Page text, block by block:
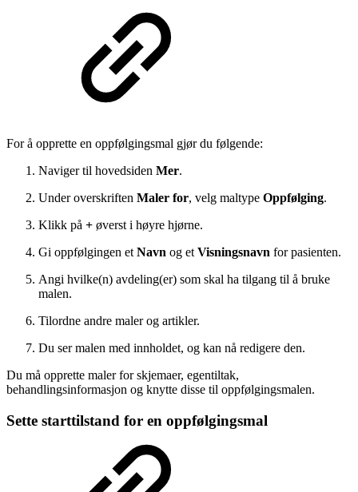
For å opprette en oppfølgingsmal gjør du følgende:
Naviger til hovedsiden Mer.
Under overskriften Maler for, velg maltype Oppfølging.
Klikk på + øverst i høyre hjørne.
Gi oppfølgingen et Navn og et Visningsnavn for pasienten.
Angi hvilke(n) avdeling(er) som skal ha tilgang til å bruke
malen.
Tilordne andre maler og artikler.
Du ser malen med innholdet, og kan nå redigere den.
Du må opprette maler for skjemaer, egentiltak,
behandlingsinformasjon og knytte disse til oppfølgingsmalen.
Sette starttilstand for en oppfølgingsmal